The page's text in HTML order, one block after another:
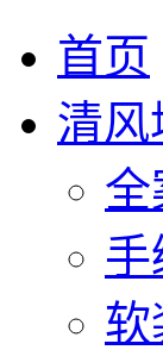
首页
清风
全
手
软